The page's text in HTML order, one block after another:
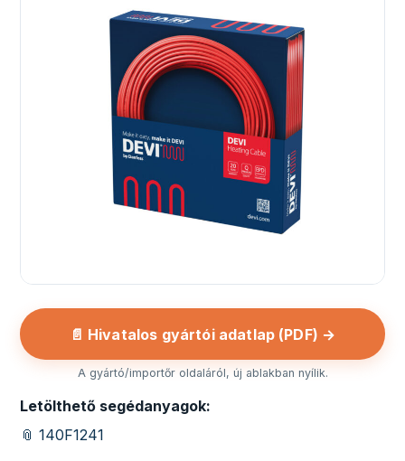
📄 Hivatalos gyártói adatlap (PDF) →
A gyártó/importőr oldaláról, új ablakban nyílik.
Letölthető segédanyagok:
📎 140F1241